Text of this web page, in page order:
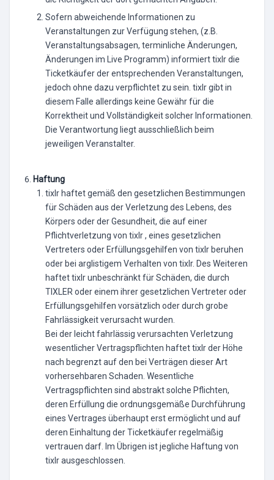
Sofern abweichende Informationen zu
Veranstaltungen zur Verfügung stehen, (z.B.
Veranstaltungsabsagen, terminliche Änderungen,
Änderungen im Live Programm) informiert tixlr die
Ticketkäufer der entsprechenden Veranstaltungen,
jedoch ohne dazu verpflichtet zu sein. tixlr gibt in
diesem Falle allerdings keine Gewähr für die
Korrektheit und Vollständigkeit solcher Informationen.
Die Verantwortung liegt ausschließlich beim
jeweiligen Veranstalter.
Haftung
tixlr haftet gemäß den gesetzlichen Bestimmungen
für Schäden aus der Verletzung des Lebens, des
Körpers oder der Gesundheit, die auf einer
Pflichtverletzung von tixlr , eines gesetzlichen
Vertreters oder Erfüllungsgehilfen von tixlr beruhen
oder bei arglistigem Verhalten von tixlr. Des Weiteren
haftet tixlr unbeschränkt für Schäden, die durch
TIXLER oder einem ihrer gesetzlichen Vertreter oder
Erfüllungsgehilfen vorsätzlich oder durch grobe
Fahrlässigkeit verursacht wurden.
Bei der leicht fahrlässig verursachten Verletzung
wesentlicher Vertragspflichten haftet tixlr der Höhe
nach begrenzt auf den bei Verträgen dieser Art
vorhersehbaren Schaden. Wesentliche
Vertragspflichten sind abstrakt solche Pflichten,
deren Erfüllung die ordnungsgemäße Durchführung
eines Vertrages überhaupt erst ermöglicht und auf
deren Einhaltung der Ticketkäufer regelmäßig
vertrauen darf. Im Übrigen ist jegliche Haftung von
tixlr ausgeschlossen.